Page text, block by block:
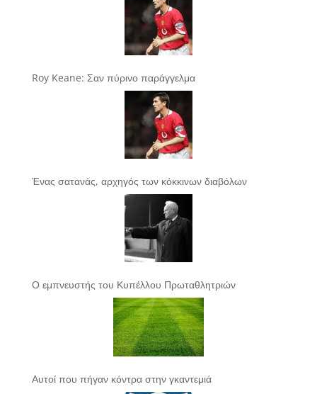
Roy Keane: Σαν πύρινο παράγγελμα
Ένας σατανάς, αρχηγός των κόκκινων διαβόλων
Ο εμπνευστής του Κυπέλλου Πρωταθλητριών
Αυτοί που πήγαν κόντρα στην γκαντεμιά